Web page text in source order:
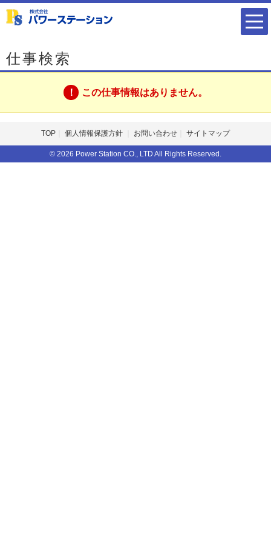
仕事検索
この仕事情報はありません。
TOP 個人情報保護方針 お問い合わせ サイトマップ
© 2026 Power Station CO., LTD All Rights Reserved.